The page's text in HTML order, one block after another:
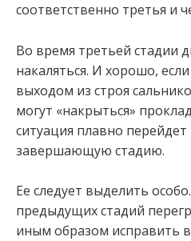
соответственно третья и
Во время третьей стадии
накаляться. И хорошо,
выходом из строя
могут «накрыться»
ситуация плавно
завершающую стадию.
Ее следует выделить
предыдущих стадий
иным образом исправить